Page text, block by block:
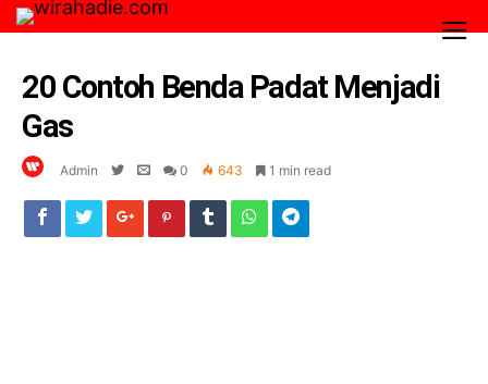
20 Contoh Benda Padat Menjadi
Gas
Admin 0 643 1 min read